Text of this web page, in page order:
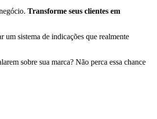
Transforme seus clientes em
um sistema de indicações que realmente
sobre sua marca? Não perca essa chance